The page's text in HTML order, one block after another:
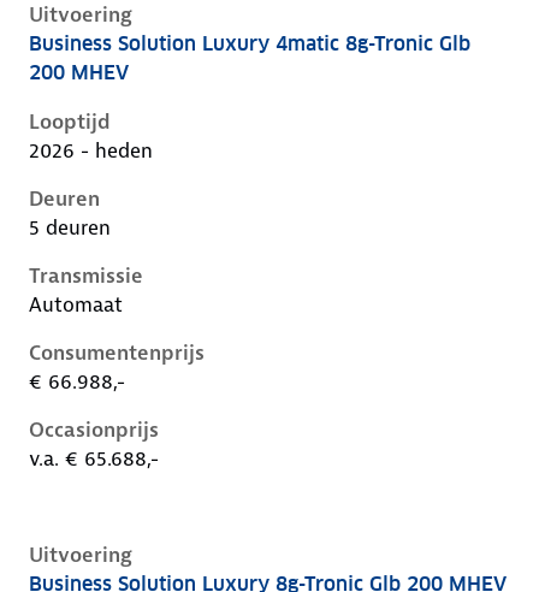
Uitvoering
Mercedes Glb-Klasse ii-x248, glb 200 mhev, 135 kW,
Business Solution Luxury 4matic 8g-Tronic Glb
200 MHEV
Looptijd
2026 - heden
Deuren
5 deuren
Transmissie
Automaat
Consumentenprijs
€ 66.988,-
Occasionprijs
v.a. € 65.688,-
Uitvoering
Business Solution Luxury 8g-Tronic Glb 200 MHEV